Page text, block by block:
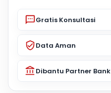
Gratis Konsultasi
Data Aman
Dibantu Partner Bank